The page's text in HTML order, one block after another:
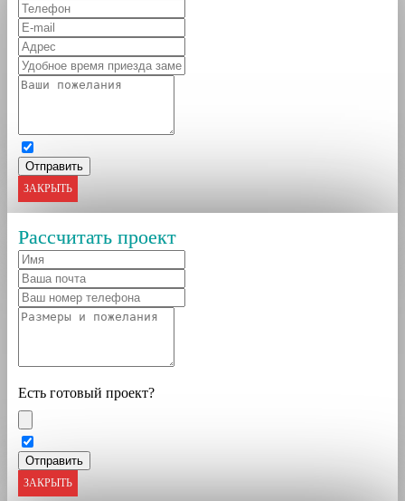
ЗАКРЫТЬ
Рассчитать проект
Есть готовый проект?
ЗАКРЫТЬ